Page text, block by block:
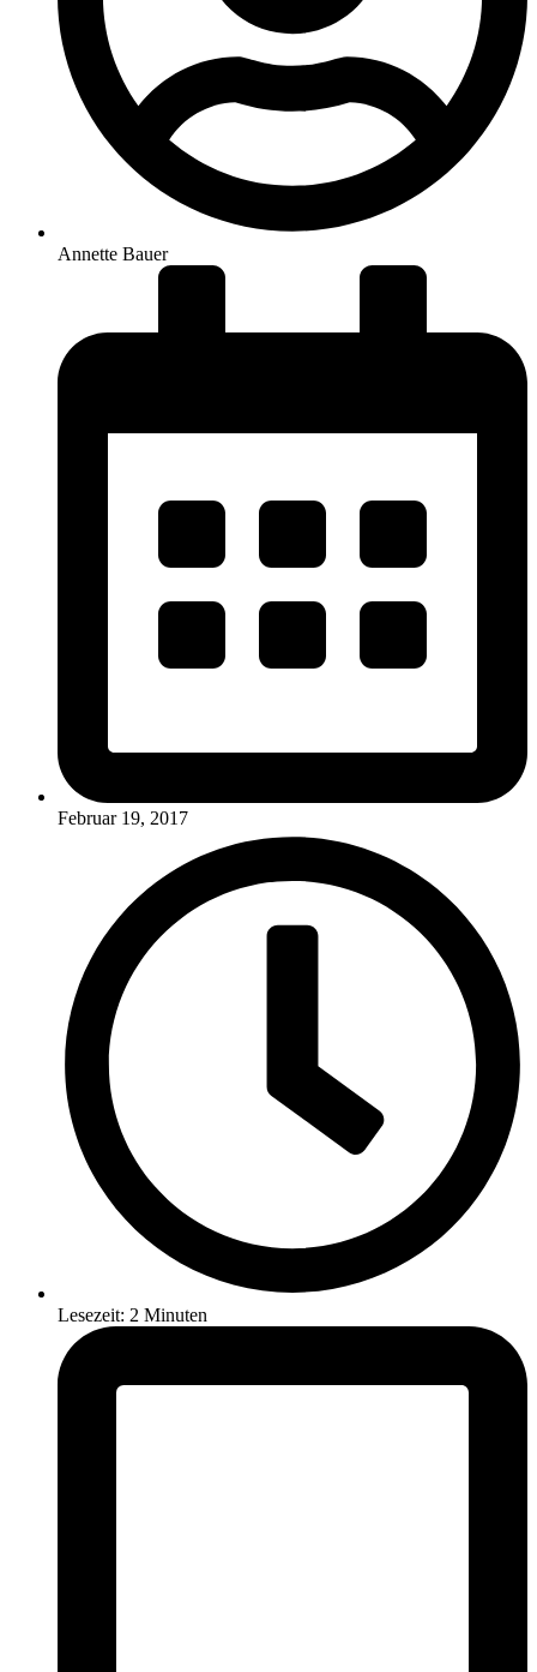
Annette Bauer
Februar 19, 2017
Lesezeit: 2 Minuten